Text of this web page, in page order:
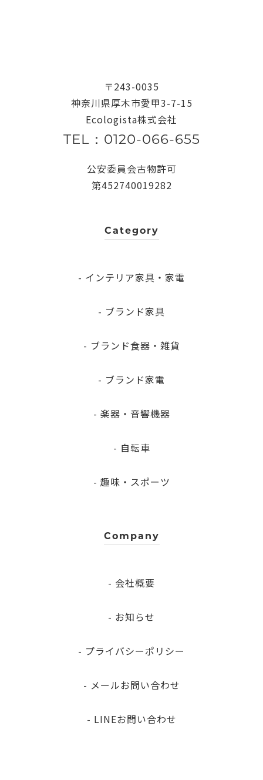
〒243-0035
神奈川県厚木市愛甲3-7-15
Ecologista株式会社
TEL：0120-066-655
公安委員会古物許可
第452740019282
Category
- インテリア家具・家電
- ブランド家具
- ブランド食器・雑貨
- ブランド家電
- 楽器・音響機器
- 自転車
- 趣味・スポーツ
Company
- 会社概要
- お知らせ
- プライバシーポリシー
- メールお問い合わせ
- LINEお問い合わせ